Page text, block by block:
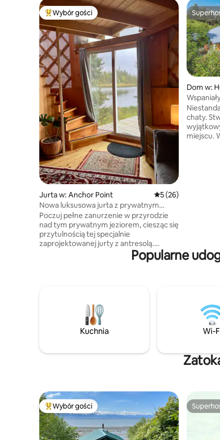
Najpopularniejsze z kategorii Wybór gości
Wybór gości
Jurta w: Anchor Point Średnia ocena: 5
5 (26)
Nowa luksusowa jurta z prywatnym
dostępem do jeziora i widokiem
Poczuj pełne zanurzenie w przyrodzie
nad tym prywatnym jeziorem, ciesząc się
przytulnością tej specjalnie
zaprojektowanej jurty z antresolą.
Idealne miejsce do obserwowania łosi,
orłów, ptaków wędrownych i innych
rozłóż hamak i ciesz się śpiewem ptaków.
Do dyspozycji masz maszynę do pisania
z lat 70., którą możesz wykorzystać do
pracy i inspiracji. Ciesz się spokojnym
lateksu. Do dyspozycji gości jest
Dom w:
dom na
chaty.
miejscu.
z
Popularne
Kuchnia Wi-
Najpopularniejsze z kategorii Wybór gości
Wybór gości